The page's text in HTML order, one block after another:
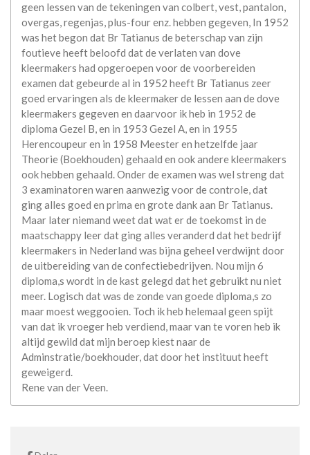
geen lessen van de tekeningen van colbert, vest, pantalon,
overgas, regenjas, plus-four enz. hebben gegeven, In 1952
was het begon dat Br Tatianus de beterschap van zijn
foutieve heeft beloofd dat de verlaten van dove
kleermakers had opgeroepen voor de voorbereiden
examen dat gebeurde al in 1952 heeft Br Tatianus zeer
goed ervaringen als de kleermaker de lessen aan de dove
kleermakers gegeven en daarvoor ik heb in 1952 de
diploma Gezel B, en in 1953 Gezel A, en in 1955
Herencoupeur en in 1958 Meester en hetzelfde jaar
Theorie (Boekhouden) gehaald en ook andere kleermakers
ook hebben gehaald. Onder de examen was wel streng dat
3 examinatoren waren aanwezig voor de controle, dat
ging alles goed en prima en grote dank aan Br Tatianus.
Maar later niemand weet dat wat er de toekomst in de
maatschappy leer dat ging alles veranderd dat het bedrijf
kleermakers in Nederland was bijna geheel verdwijnt door
de uitbereiding van de confectiebedrijven. Nou mijn 6
diploma,s wordt in de kast gelegd dat het gebruikt nu niet
meer. Logisch dat was de zonde van goede diploma,s zo
maar moest weggooien. Toch ik heb helemaal geen spijt
van dat ik vroeger heb verdiend, maar van te voren heb ik
altijd gewild dat mijn beroep kiest naar de
Adminstratie/boekhouder, dat door het instituut heeft
geweigerd.
Rene van der Veen.